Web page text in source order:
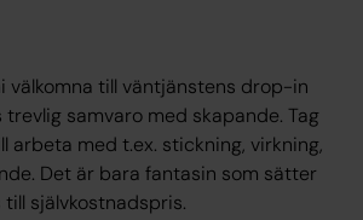
välkomna till väntjänstens drop-in
samvaro med skapande. Tag
arbeta med t.ex. stickning, virkning,
Det är bara fantasin som sätter
till självkostnadspris.